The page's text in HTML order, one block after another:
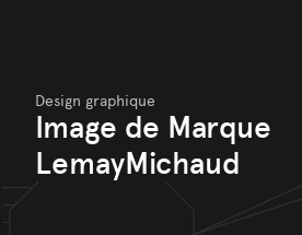
Design graphique
Image de Marque
LemayMichaud